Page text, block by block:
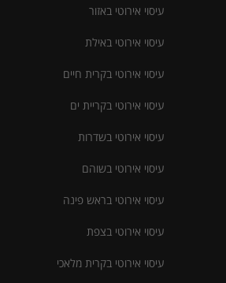
עיסוי אירוטי באזור
עיסוי אירוטי באילת
עיסוי אירוטי בקרית חיים
עיסוי אירוטי בקריית ים
עיסוי אירוטי בשדרות
עיסוי אירוטי בשוהם
עיסוי אירוטי בראש פינה
עיסוי אירוטי בצפת
עיסוי אירוטי בקרית מלאכי